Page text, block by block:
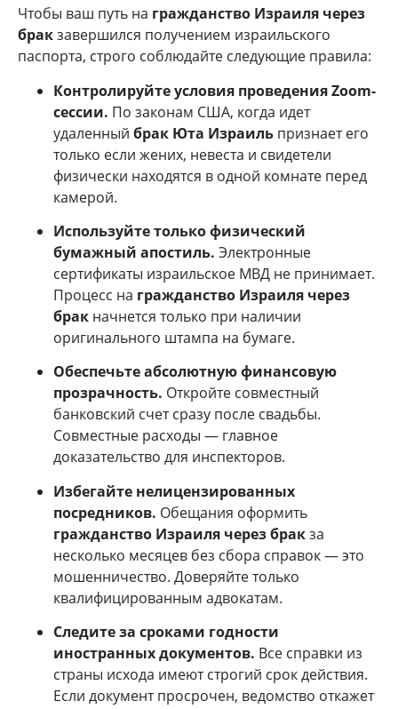
Чтобы ваш путь на гражданство Израиля через
бракзавершился получением израильского
паспорта, строго соблюдайте следующие правила:
Контролируйте условия проведения Zoom-
сессии. По законам США, когда идет
удаленный брак Юта Израиль признает его
только если жених, невеста и свидетели
физически находятся в одной комнате перед
камерой.
Используйте только физический
бумажный апостиль. Электронные
сертификаты израильское МВД не принимает.
Процесс на гражданство Израиля через
брак начнется только при наличии
оригинального штампа на бумаге.
Обеспечьте абсолютную финансовую
прозрачность. Откройте совместный
банковский счет сразу после свадьбы.
Совместные расходы — главное
доказательство для инспекторов.
Избегайте нелицензированных
посредников. Обещания оформить
гражданство Израиля через бракза
несколько месяцев без сбора справок — это
мошенничество. Доверяйте только
квалифицированным адвокатам.
Следите за сроками годности
иностранных документов. Все справки из
страны исхода имеют строгий срок действия.
Если документ просрочен, ведомство откажет